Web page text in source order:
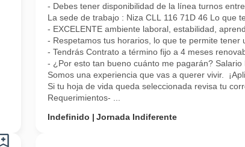
- Debes tener disponibilidad de la línea turnos
La sede de trabajo : Niza CLL 116 71D 46 Lo que
- EXCELENTE ambiente laboral, estabilidad,
- Respetamos tus horarios, lo que te permite tener
- Tendrás Contrato a término fijo a 4 meses
- ¿Por esto tan bueno cuánto me pagarán? Salario
Somos una experiencia que vas a querer vivir.
Si tu hoja de vida queda seleccionada revisa tu
Requerimientos- ...
Indefinido
Jornada Indiferente